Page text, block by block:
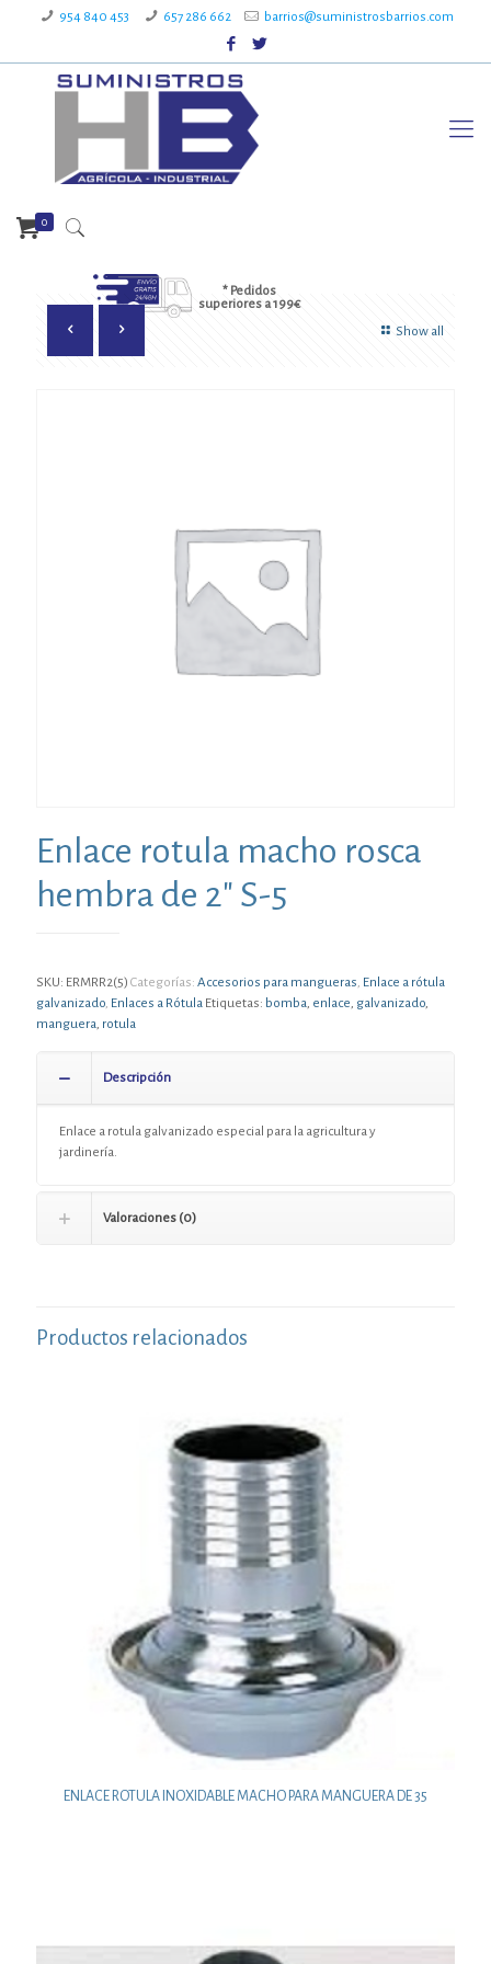
954 840 453 657 286 662 barrios@suministrosbarrios.com
* Pedidos
superiores a 199€
0
Show all
Enlace rotula macho rosca
hembra de 2″ S-5
SKU: ERMRR2(5) Categorías: Accesorios para mangueras, Enlace a rótula
galvanizado, Enlaces a Rótula Etiquetas: bomba, enlace, galvanizado,
manguera, rotula
Descripción
Enlace a rotula galvanizado especial para la agricultura y
jardinería.
Valoraciones (0)
Productos relacionados
ENLACE ROTULA INOXIDABLE MACHO PARA MANGUERA DE 35